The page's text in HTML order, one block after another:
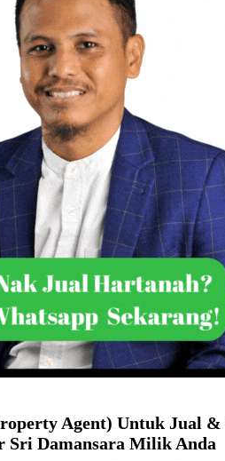
Agent) Untuk Jual &
Sri Damansara Milik Anda